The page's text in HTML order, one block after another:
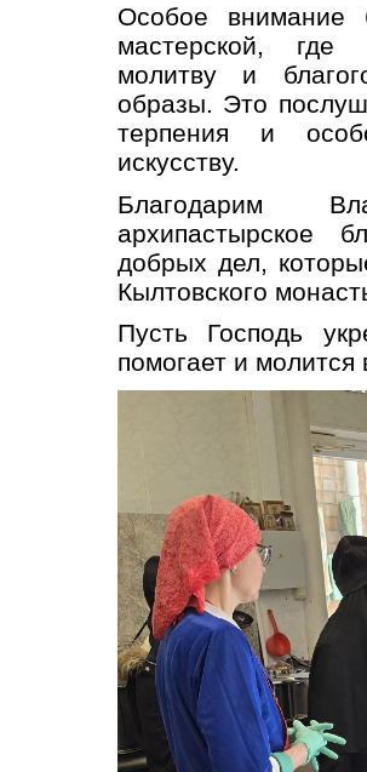
Особое внимание
мастерской, где
молитву и
образы. Это
терпения и
искусству.
Благодарим
архипастырское
добрых дел,
Кылтовского
Пусть Господь
помогает и